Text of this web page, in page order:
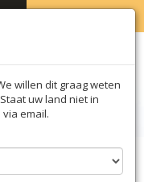
willen dit graag weten
uw land niet in
email.